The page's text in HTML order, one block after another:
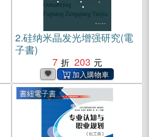
2.硅纳米晶发光增强研究(電
子書)
7
203
書紐電子書